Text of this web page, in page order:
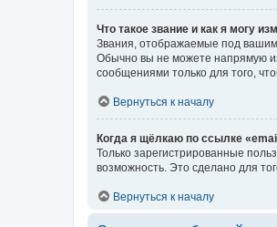
Что такое звание и как я могу
Звания, отображаемые под
Обычно вы не можете напрямую
сообщениями только для того,
Вернуться к началу
Когда я щёлкаю по ссылке
Только зарегистрированные
возможность. Это сделано для
Вернуться к началу